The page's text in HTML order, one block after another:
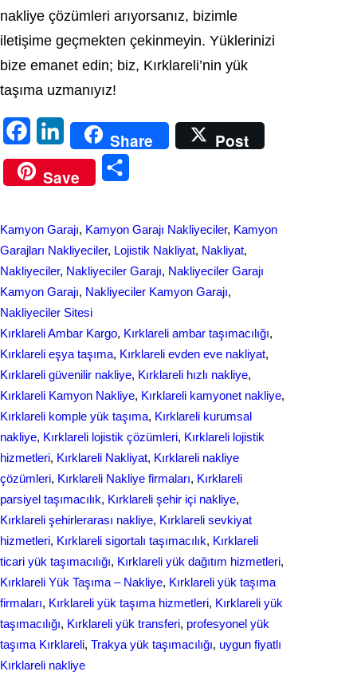
nakliye çözümleri arıyorsanız, bizimle
iletişime geçmekten çekinmeyin. Yüklerinizi
bize emanet edin; biz, Kırklareli’nin yük
taşıma uzmanıyız!
a
c
o
o
k
i
n
d
I
n
Share
Post
Save
r
e
Kamyon Garajı, Kamyon Garajı Nakliyeciler, Kamyon
Garajları Nakliyeciler, Lojistik Nakliyat, Nakliyat
Nakliyeciler, Nakliyeciler Garajı, Nakliyeciler Garajı
Kamyon Garajı, Nakliyeciler Kamyon Garajı
Nakliyeciler Sitesi
Kırklareli Ambar Kargo, Kırklareli ambar taşımacılığı
Kırklareli eşya taşıma, Kırklareli evden eve nakliyat
Kırklareli güvenilir nakliye, Kırklareli hızlı nakliye
Kırklareli Kamyon Nakliye, Kırklareli kamyonet nakliye
Kırklareli komple yük taşıma, Kırklareli kurumsal
nakliye, Kırklareli lojistik çözümleri, Kırklareli lojistik
hizmetleri, Kırklareli Nakliyat, Kırklareli nakliye
çözümleri, Kırklareli Nakliye firmaları, Kırklareli
parsiyel taşımacılık, Kırklareli şehir içi nakliye
Kırklareli şehirlerarası nakliye, Kırklareli sevkiyat
hizmetleri, Kırklareli sigortalı taşımacılık, Kırklareli
ticari yük taşımacılığı, Kırklareli yük dağıtım hizmetleri
Kırklareli Yük Taşıma – Nakliye, Kırklareli yük taşıma
firmaları, Kırklareli yük taşıma hizmetleri, Kırklareli yük
taşımacılığı, Kırklareli yük transferi, profesyonel yük
taşıma Kırklareli, Trakya yük taşımacılığı, uygun fiyatlı
Kırklareli nakliye